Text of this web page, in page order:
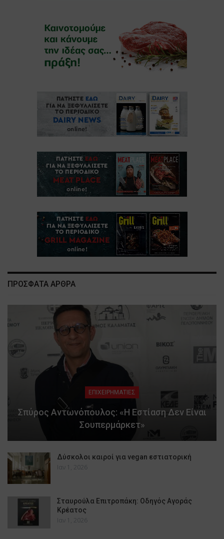
ΠΡΟΣΦΑΤΑ ΑΡΘΡΑ
ΕΠΙΧΕΙΡΗΜΑΤΙΕΣ
Σπύρος Αντωνόπουλος: «Η Εστίαση Δεν Είναι
Σουπερμάρκετ»
Δύσκολοι καιροί για vegan εστιατορική
Ιαν 1, 2026
Σταυρούλα Επιτροπάκη: Οδηγός Αγοράς
Κρέατος
Ιαν 1, 2026